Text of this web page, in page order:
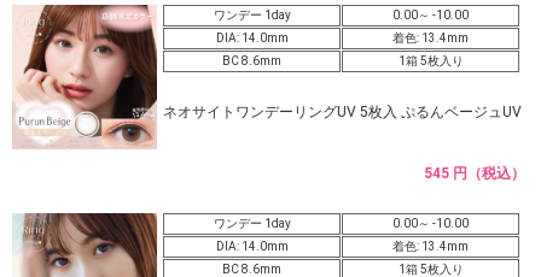
ワンデー 1day
0.00～ -10.00
DIA: 14.0mm
着色: 13.4mm
BC 8.6mm
1箱 5枚入り
ネオサイトワンデーリングUV 5枚入 ぷるんベージュUV
545 円（税込）
ワンデー 1day
0.00～ -10.00
DIA: 14.0mm
着色: 13.4mm
BC 8.6mm
1箱 5枚入り